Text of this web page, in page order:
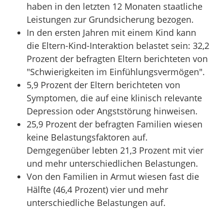
haben in den letzten 12 Monaten staatliche
Leistungen zur Grundsicherung bezogen.
In den ersten Jahren mit einem Kind kann
die Eltern-Kind-Interaktion belastet sein: 32,2
Prozent der befragten Eltern berichteten von
"Schwierigkeiten im Einfühlungsvermögen".
5,9 Prozent der Eltern berichteten von
Symptomen, die auf eine klinisch relevante
Depression oder Angststörung hinweisen.
25,9 Prozent der befragten Familien wiesen
keine Belastungsfaktoren auf.
Demgegenüber lebten 21,3 Prozent mit vier
und mehr unterschiedlichen Belastungen.
Von den Familien in Armut wiesen fast die
Hälfte (46,4 Prozent) vier und mehr
unterschiedliche Belastungen auf.